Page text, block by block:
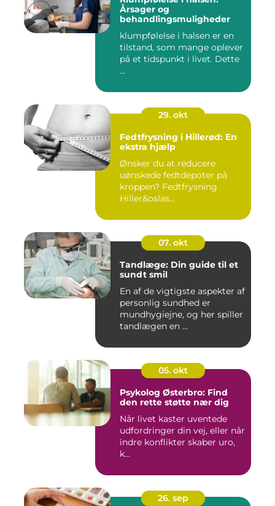
Årsager og
behandlingsmuligheder
klumpfølelse i halsen er en
tilstand, som mange oplever
på et tidspunkt i livet. Dette
...
29. okt
Fedtfrysning i Hillerød: En
ekstra hjælp
Ønsker du at reducere
uønskede fedtdepoter på
kroppen? Fedtfrysning
Hiller&oslas...
07. okt
Tandlæge: Din guide til et
sundt smil
En af de vigtigste aspekter af
personlig sundhed er
mundhygiejne, og her spiller
tandlægen en ...
05. okt
Psykolog Østerbro: Find
den rette støtte nær dig
Når livet kaster uventede
udfordringer din vej, eller når
indre konflikter skaber uro,
k...
26. sep